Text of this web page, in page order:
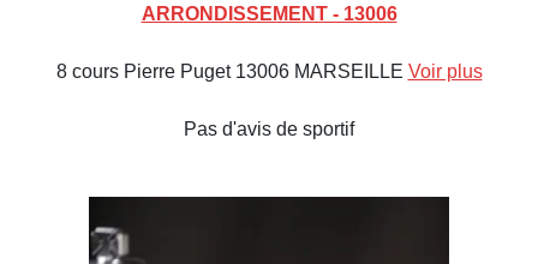
ARRONDISSEMENT - 13006
8 cours Pierre Puget 13006 MARSEILLE Voir plus
Pas d'avis de sportif